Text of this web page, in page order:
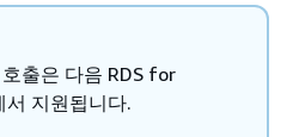
출은 다음 RDS for
지원됩니다.